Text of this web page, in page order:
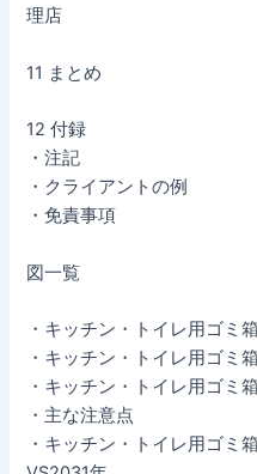
理店
11 まとめ
12 付録
・注記
・クライアントの例
・免責事項
図一覧
・キッチン・トイレ用ゴミ
・キッチン・トイレ用ゴミ
・キッチン・トイレ用ゴミ
・主な注意点
・キッチン・トイレ用ゴミ